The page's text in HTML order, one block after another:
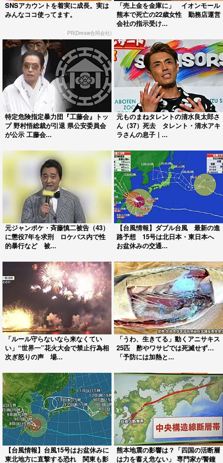
SNSアカウントを着実に成長。実は
みんなココ使ってます。
PR(Dreaw合同会社)
「売上金を金庫に」 イオンモール
熊本で死亡の22歳女性 勤務店運営
会社の指示受け...
特定危険指定暴力団『工藤会』トッ
プ 野村悟総裁が引退 県公安委員会
が公示 工藤会...
元ものまねタレントの清水良太郎さ
ん（37）死去 タレント・清水アキ
ラさんの息子｜...
元ジャンポケ・斉藤慎二被告（43）
に懲役7年を求刑 ロケバス内で性
的暴行など 被...
【台風情報】ダブル台風 最新の進
路予想 15号は北日本・東日本へ
お盆休みの交通...
「ルール守らないなら来なくてい
い」“世界一”花火大会で禁止行為相
次ぎ怒りの声 場...
「うわ、生きてる」動くアニサキス
25匹 酢やワサビでは死滅せず…
「予防には加熱と...
【台風情報】台風15号はお盆休みに
東北地方に直撃する恐れ 関東も影
熊本地震の影響は？「四国の活断層
は力を蓄え危ない」 専門家が警鐘